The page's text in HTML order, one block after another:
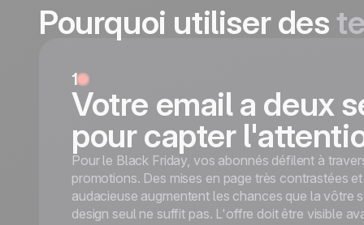
Neon-framed hero + 2
ups) + 20% OFF tags +
Démarrer gratuitement
Soon
magenta) with an isometric
50% OFF' headline, then
tuned discounts (Laptop 1
Laptop 2 −20%) and 'I want
strip closes with four perks
Vaporwave neon hero +
(-30/-40/-30/-20%) + 'I
Mobile responsive
Pourquoi utiliser des
1
Votre email a deux
pour capter
Pour le Black Friday, vos abonnés défilent à
promotions. Des mises en page très contrastées
audacieuse augmentent les chances que la vôtre
design seul ne suffit pas. L'offre doit être visible